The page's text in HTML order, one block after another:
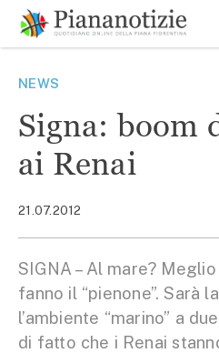
contenuto
SEARCH
NEWS
Signa: boom
ai Renai
21.07.2012
SIGNA – Al mare?
fanno il “pienone”. Sarà
l’ambiente “marino” a
di fatto che i Renai